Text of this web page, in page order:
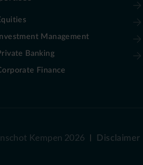
Investment Management
Banking
Finance
Kempen 2026 Disclaimer